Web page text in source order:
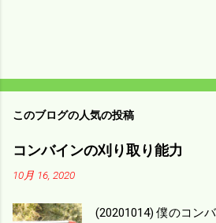
このブログの人気の投稿
コンバインの刈り取り能力
10月 16, 2020
(20201014) 僕のコン